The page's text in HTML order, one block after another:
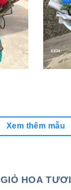
Xem thêm mẫu
GIỎ HOA TƯƠI